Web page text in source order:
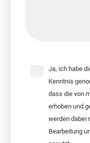
Ja, ich habe
Kenntnis
dass die von
erhoben und
werden dabei
Bearbeitung